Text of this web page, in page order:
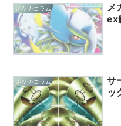
ポケカコラム
メ
ex
ポケカコラム
サ
ッ